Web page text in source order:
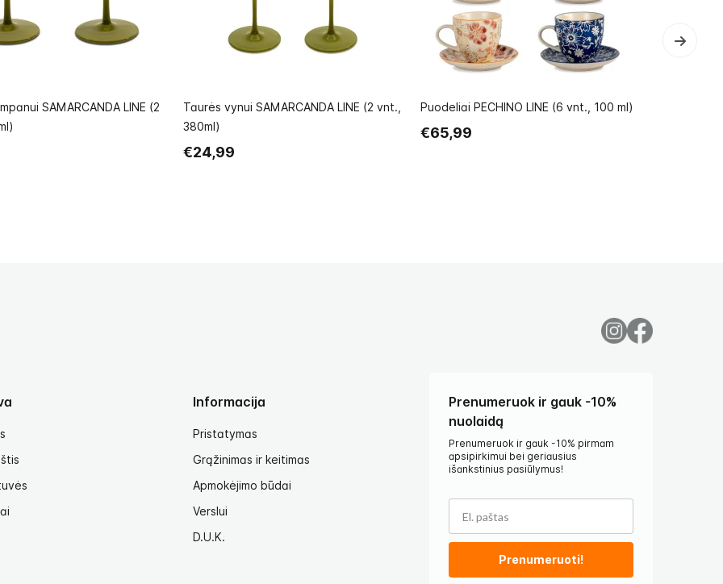
SAMARCANDA LINE (2
Taurės vynui SAMARCANDA LINE (2 vnt.,
380ml)
€24,99
Puodeliai PECHINO LINE (6 vnt., 100 ml)
€65,99
Informacija
Pristatymas
Grąžinimas ir keitimas
Apmokėjimo būdai
Verslui
D.U.K.
Prenumeruok ir gauk -10%
nuolaidą
Prenumeruok ir gauk -10% pirmam
apsipirkimui bei geriausius
išankstinius pasiūlymus!
Prenumeruoti!